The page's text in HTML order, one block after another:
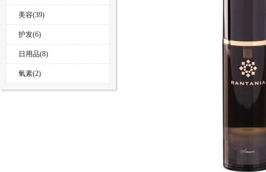
美容(39)
护发(6)
日用品(8)
氧素(2)